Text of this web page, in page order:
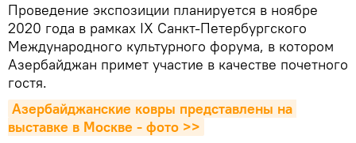
Проведение экспозиции планируется в ноябре
2020 года в рамках IX Санкт-Петербургского
Международного культурного форума, в котором
Азербайджан примет участие в качестве почетного
гостя.
Азербайджанские ковры представлены на
выставке в Москве - фото >>